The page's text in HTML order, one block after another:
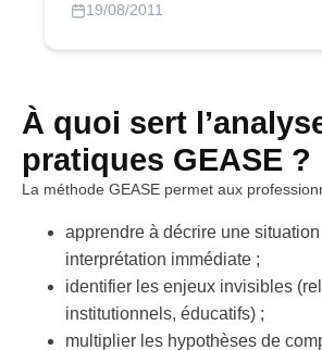
19/08/2011
À quoi sert
pratiques GEASE ?
La méthode GEASE permet aux
apprendre à décrire une
interprétation immédiate ;
identifier les enjeux invisibles
institutionnels, éducatifs) ;
multiplier les hypothèses de